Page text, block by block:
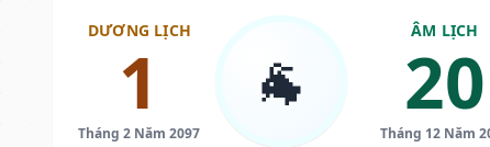
DƯƠNG LỊCH
1
Tháng 2 Năm 2097
🐐
ÂM LỊCH
20
Tháng 12 Năm